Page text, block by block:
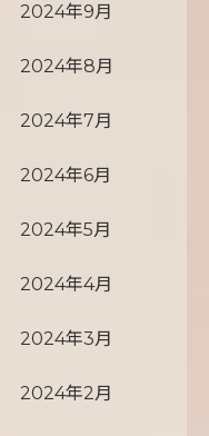
2024年9月
2024年8月
2024年7月
2024年6月
2024年5月
2024年4月
2024年3月
2024年2月